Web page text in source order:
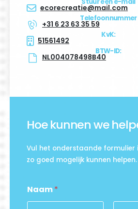
ecorecreatie@mail.com
Telefoonnummer
+31 6 23 63 35 59
KvK:
51561492
BTW-ID:
NL004078498B40
Hoe kunnen we
Vul het onderstaande formulier
zo goed mogelijk kunnen helpen.
Naam*